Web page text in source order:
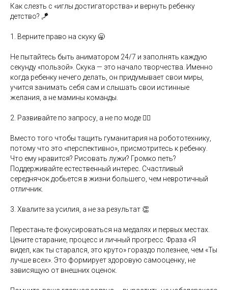
Как слезть с «иглы достигаторства» и вернуть ребенку
детство? 🪁
1. Верните право на скуку 🥱
Не пытайтесь быть аниматором 24/7 и заполнять каждую
секунду «пользой». Скука — это начало творчества. Именно
когда ребенку нечего делать, он придумывает свои миры,
учится занимать себя сам и слышать свои истинные
желания, а не мамины команды.
2. Развивайте по запросу, а не по моде 🕵️‍♂️
Вместо того чтобы тащить гуманитария на робототехнику,
потому что это «перспективно», присмотритесь к ребенку.
Что ему нравится? Рисовать лужи? Громко петь?
Поддерживайте естественный интерес. Счастливый
середнячок добьется в жизни большего, чем невротичный
отличник.
3. Хвалите за усилия, а не за результат 👏
Перестаньте фокусироваться на медалях и первых местах.
Цените старание, процесс и личный прогресс. Фраза «Я
видел, как ты старался, это круто» гораздо полезнее, чем «Ты
лучше всех». Это формирует здоровую самооценку, не
зависящую от внешних оценок.